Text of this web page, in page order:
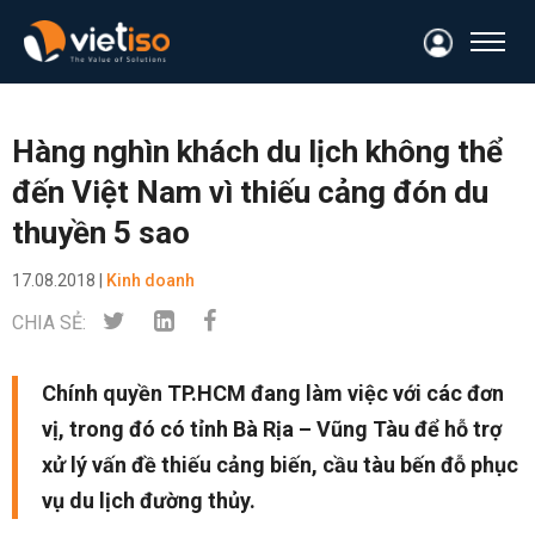
Hàng nghìn khách du lịch không thể
đến Việt Nam vì thiếu cảng đón du
thuyền 5 sao
17.08.2018 | Kinh doanh
CHIA SẺ:
Chính quyền TP.HCM đang làm việc với các đơn
vị, trong đó có tỉnh Bà Rịa – Vũng Tàu để hỗ trợ
xử lý vấn đề thiếu cảng biến, cầu tàu bến đỗ phục
vụ du lịch đường thủy.